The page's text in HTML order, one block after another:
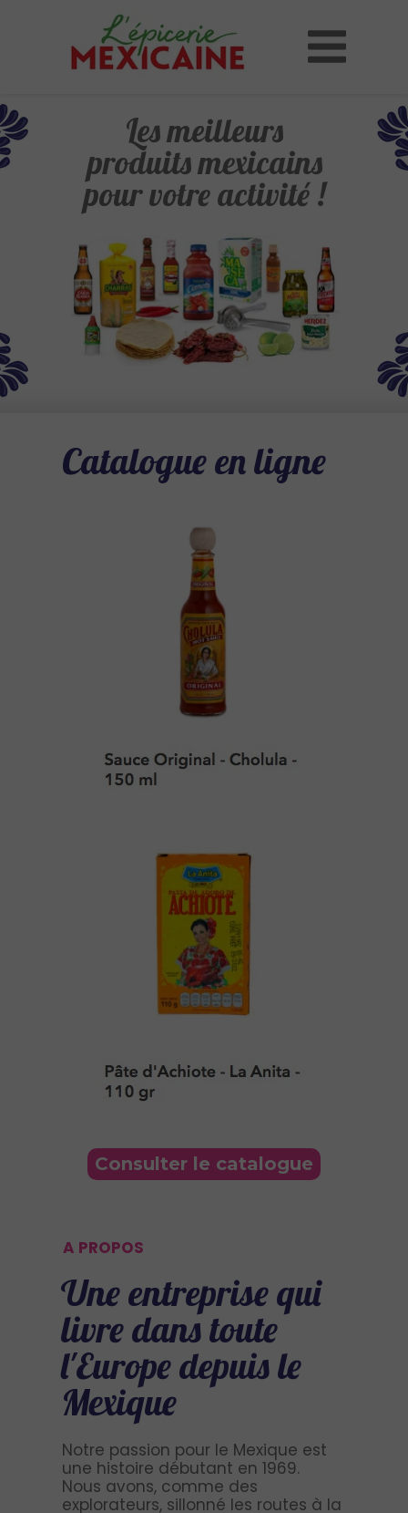
Consulter le catalogue
Les meilleurs
produits mexicains
pour votre activité!
Catalogue en ligne
Une entreprise qui
livredans toute
l'Europe depuis le
Mexique
A PROPOS
Notre passion pour le Mexique est
une histoire débutant en 1969.
Nous avons, comme des
explorateurs, sillonné les routes à la